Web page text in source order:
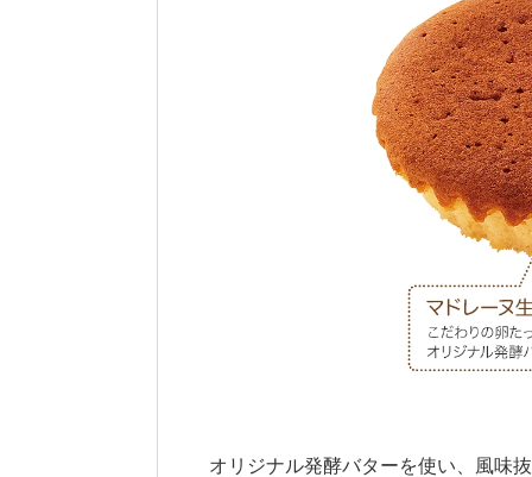
オリジナル発酵バターを使い、風味